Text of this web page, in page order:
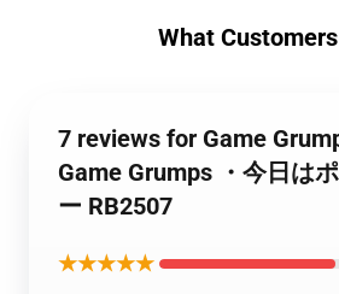
What
7 reviews for Game
Game Grumps ・今日は
ー RB2507
★★★★★